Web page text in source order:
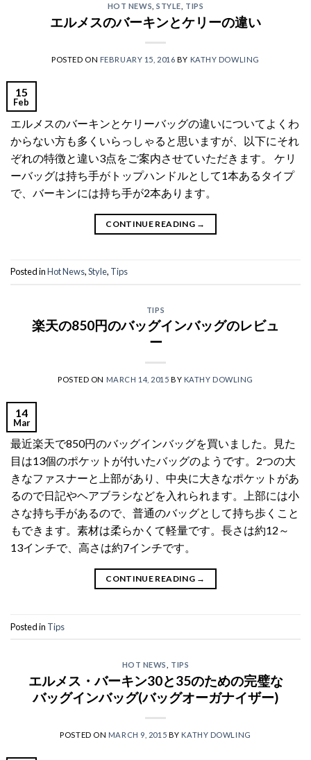
HOT NEWS ,STYLE TIPS
エルメスのバーキンとケリーの違い
POSTED ON FEBRUARY 15, 2016 BY KATHY DOWLING
15
Feb
エルメスのバーキンとケリーバッグの違いについてよくわ
からない方も多くいらっしゃると思いますが、以下にそれ
ぞれの特徴と違い3点をご案内させていただきます。 ケリ
ーバッグは持ち手がトップハンドルとして1本あるタイプ
で、バーキンには持ち手が2本あります。
CONTINUE READING →
Posted inHot News,Style, Tips
TIPS
楽天の850円のバッグインバッグのレビュ
ー
POSTED ON MARCH 14, 2015 BY KATHY DOWLING
14
Mar
最近楽天で850円のバッグインバッグを買いました。見た
目は13個のポケットが付いたバッグのようです。2つの大
きなファスナーと上部があり、中央に大きなポケットがあ
るので日記やヘアブラシなどを入れられます。上部には小
さな持ち手があるので、普通のバッグとして持ち歩くこと
もできます。素材は柔らかくて軽量です。長さは約12～
13インチで、高さは約7インチです。
CONTINUE READING →
Posted in Tips
HOT NEWS TIPS
エルメス・バーキン30と35のための完璧な
バッグインバッグ(バッグオーガナイザー)
POSTED ON MARCH 9, 2015 BY KATHY DOWLING